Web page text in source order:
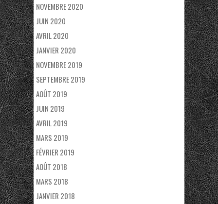
NOVEMBRE 2020
JUIN 2020
AVRIL 2020
JANVIER 2020
NOVEMBRE 2019
SEPTEMBRE 2019
AOÛT 2019
JUIN 2019
AVRIL 2019
MARS 2019
FÉVRIER 2019
AOÛT 2018
MARS 2018
JANVIER 2018